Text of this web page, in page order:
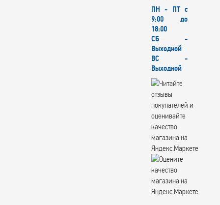
ПН - ПТ с
9:00 до
18:00
СБ -
Выходной
ВС -
Выходной